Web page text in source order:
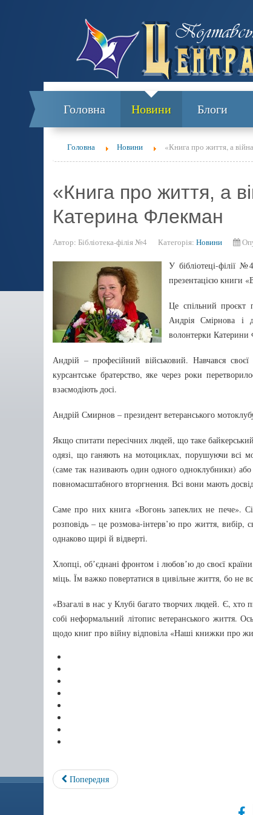
Головна Новини Блоги
Головна Новини «Книга про життя, а
«Книга про життя, а
Катерина Флекман
Автор: Бібліотека-філія №4 Категорія: Новини
У бібліотеці-філії
презентацією книги
Це спільний проєкт
Андрія Смірнова і
волонтерки Катерини
Андрій – професійний військовий. Навчався
курсантське братерство, яке через роки
взаємодіють досі.
Андрій Смирнов – президент ветеранського
Якщо спитати пересічних людей, що таке
одязі, що ганяють на мотоциклах, порушуючи всі
(саме так називають один одного одноклубники) або
повномасштабного вторгнення. Всі вони мають
Саме про них книга «Вогонь запеклих не пече».
розповідь – це розмова-інтерв’ю про життя, вибір,
однаково щирі й відверті.
Хлопці, обʼєднані фронтом і любовʼю до своєї
міць. Їм важко повертатися в цивільне життя, бо не
«Взагалі в нас у Клубі багато творчих людей. Є, хто
собі неформальний літопис ветеранського життя.
щодо книг про війну відповіла «Наші книжки про
Попередня